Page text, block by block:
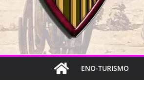
ENO-TURISMO